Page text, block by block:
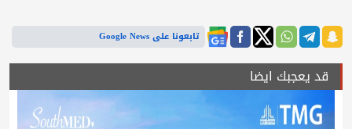
تابعونا على Google News
قد يعجبك ايضا